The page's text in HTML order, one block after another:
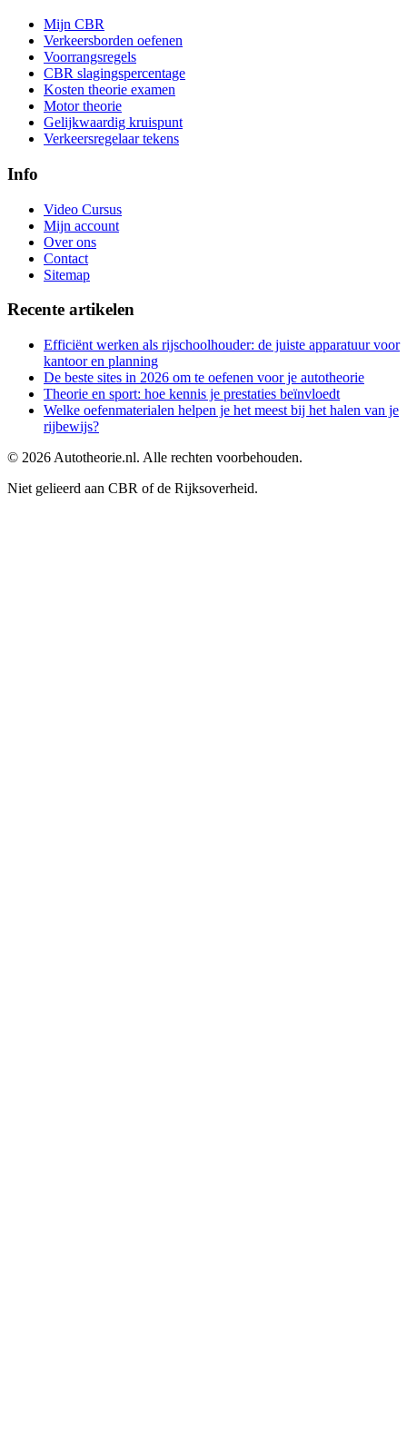
Mijn CBR
Verkeersborden oefenen
Voorrangsregels
CBR slagingspercentage
Kosten theorie examen
Motor theorie
Gelijkwaardig kruispunt
Verkeersregelaar tekens
Info
Video Cursus
Mijn account
Over ons
Contact
Sitemap
Recente artikelen
Efficiënt werken als rijschoolhouder: de juiste apparatuur voor
kantoor en planning
De beste sites in 2026 om te oefenen voor je autotheorie
Theorie en sport: hoe kennis je prestaties beïnvloedt
Welke oefenmaterialen helpen je het meest bij het halen van je
rijbewijs?
© 2026 Autotheorie.nl. Alle rechten voorbehouden.
Niet gelieerd aan CBR of de Rijksoverheid.